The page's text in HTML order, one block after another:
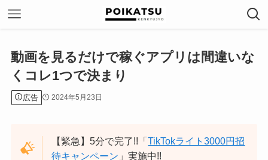
動画を見るだけで稼ぐアプリは間違いな
くコレ1つで決まり
広告 2024年5月23日
【緊急】5分で完了!!「TikTokライト3000円招
待キャンペーン 」実施中!!